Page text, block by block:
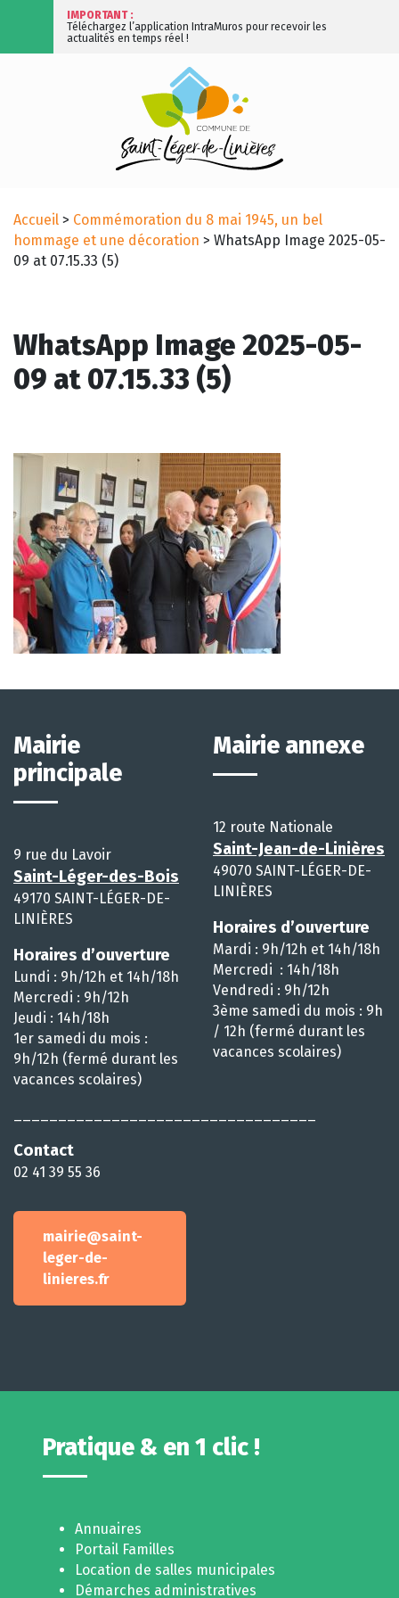
IMPORTANT :
Téléchargez l’application IntraMuros pour recevoir les
actualités en temps réel !
Accueil > Commémoration du 8 mai 1945, un bel
hommage et une décoration > WhatsApp Image 2025-05-
09 at 07.15.33 (5)
WhatsApp Image 2025-05-
09 at 07.15.33 (5)
Mairie
principale
9 rue du Lavoir
Saint-Léger-des-Bois
49170 SAINT-LÉGER-DE-
LINIÈRES
Horaires d’ouverture
Lundi : 9h/12h et 14h/18h
Mercredi : 9h/12h
Jeudi : 14h/18h
1er samedi du mois :
9h/12h (fermé durant les
vacances scolaires)
Contact
02 41 39 55 36
mairie@saint-
leger-de-
linieres.fr
Mairie annexe
12 route Nationale
Saint-Jean-de-Linières
49070 SAINT-LÉGER-DE-
LINIÈRES
Horaires d’ouverture
Mardi : 9h/12h et 14h/18h
Mercredi : 14h/18h
Vendredi : 9h/12h
3ème samedi du mois : 9h
/ 12h (fermé durant les
vacances scolaires)
Pratique & en 1 clic !
Annuaires
Portail Familles
Location de salles municipales
Démarches administratives